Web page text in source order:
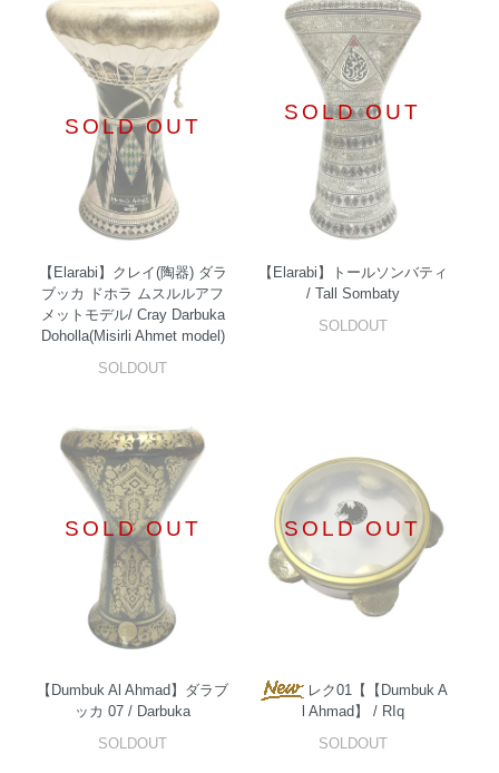
SOLD OUT
【Elarabi】クレイ(陶器) ダラ
ブッカ ドホラ ムスルルアフ
メットモデル/ Cray Darbuka
Doholla(Misirli Ahmet model)
SOLDOUT
SOLD OUT
【Elarabi】トールソンバティ
/ Tall Sombaty
SOLDOUT
SOLD OUT
【Dumbuk Al Ahmad】ダラブ
ッカ 07 / Darbuka
SOLDOUT
SOLD OUT
レク01【【Dumbuk A
l Ahmad】 / RIq
SOLDOUT